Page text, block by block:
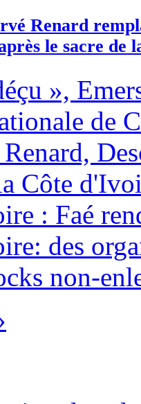
Renard
le sacre de
»,
de
Côte
: Faé
des
non-